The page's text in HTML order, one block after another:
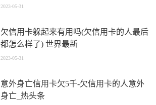
2023-05-31
欠信用卡躲起来有用吗(欠信用卡的人最后
都怎么样了) 世界最新
2023-05-31
意外身亡信用卡欠5千-欠信用卡的人意外
身亡_热头条